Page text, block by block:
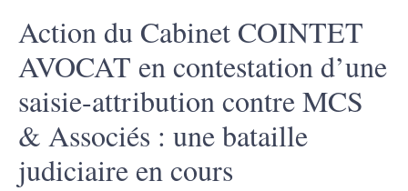
Action du Cabinet COINTET
AVOCAT en contestation d’une
saisie-attribution contre MCS
& Associés : une bataille
judiciaire en cours